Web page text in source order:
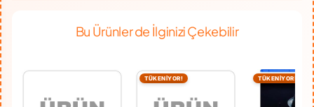
Bu Ürünler de İlginizi Çekebilir
TÜKENİYOR! TÜKENİYOR!